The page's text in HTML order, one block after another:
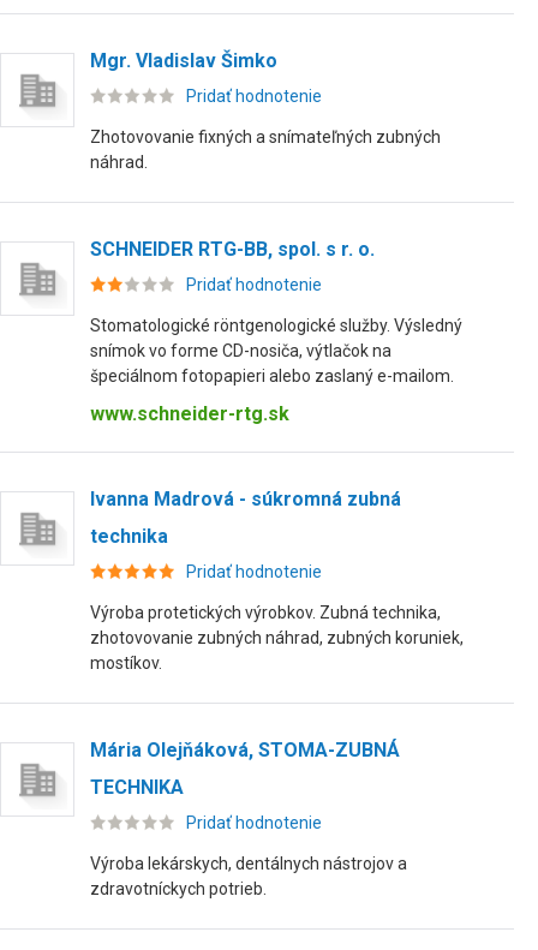
Mgr. Vladislav Šimko
Pridať hodnotenie
Zhotovovanie fixných a snímateľných zubných
náhrad.
SCHNEIDER RTG-BB, spol. s r. o.
Pridať hodnotenie
Stomatologické röntgenologické služby. Výsledný
snímok vo forme CD-nosiča, výtlačok na
špeciálnom fotopapieri alebo zaslaný e-mailom.
www.schneider-rtg.sk
Ivanna Madrová - súkromná zubná
technika
Pridať hodnotenie
Výroba protetických výrobkov. Zubná technika,
zhotovovanie zubných náhrad, zubných koruniek,
mostíkov.
Mária Olejňáková, STOMA-ZUBNÁ
TECHNIKA
Pridať hodnotenie
Výroba lekárskych, dentálnych nástrojov a
zdravotníckych potrieb.